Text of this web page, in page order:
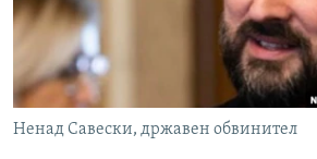
Ненад Савески, државен обвинител